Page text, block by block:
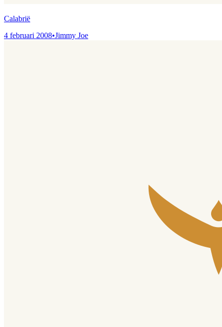
Calabrië
4 februari 2008•Jimmy Joe